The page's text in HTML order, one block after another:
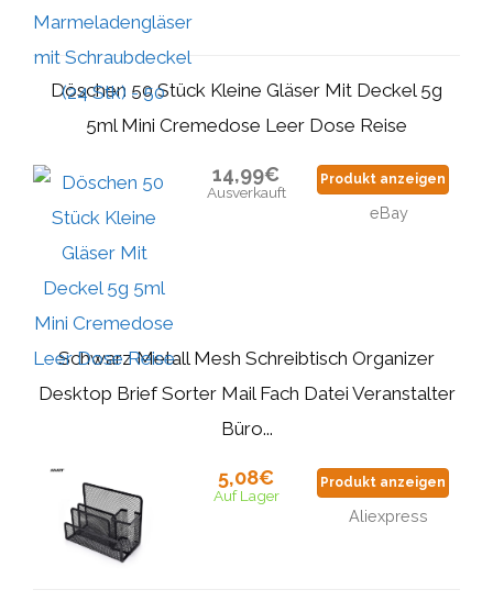
Döschen 50 Stück Kleine Gläser Mit Deckel 5g
5ml Mini Cremedose Leer Dose Reise
14,99€
Ausverkauft
Produkt anzeigen
eBay
Schwarz Metall Mesh Schreibtisch Organizer
Desktop Brief Sorter Mail Fach Datei Veranstalter
Büro...
5,08€
Auf Lager
Produkt anzeigen
Aliexpress